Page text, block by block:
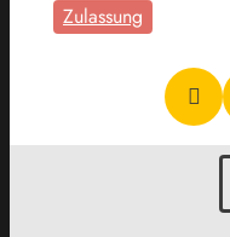
Zulassung